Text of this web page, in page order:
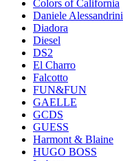
Colors of California
Daniele Alessandrini
Diadora
Diesel
DS2
El Charro
Falcotto
FUN&FUN
GAELLE
GCDS
GUESS
Harmont & Blaine
HUGO BOSS